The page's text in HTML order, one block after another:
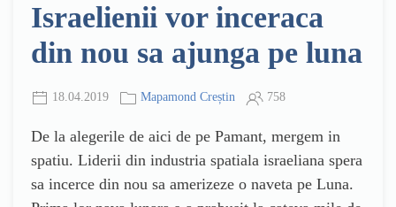
Israelienii vor inceraca
din nou sa ajunga pe luna
18.04.2019 Mapamond Creștin 758
De la alegerile de aici de pe Pamant, mergem in
spatiu. Liderii din industria spatiala israeliana spera
sa incerce din nou sa amerizeze o naveta pe Luna.